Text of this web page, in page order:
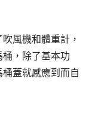
風機和體重計，
，除了基本功
蓋就感應到而自